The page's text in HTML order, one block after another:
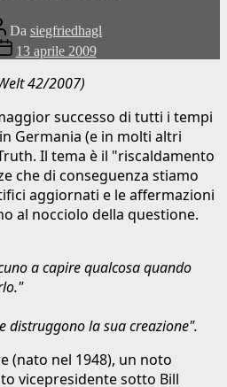
Da siegfriedhagl
13 aprile 2009
42/2007)
successo di tutti i tempi
Germania (e in molti altri
Il tema è il "riscaldamento
che di conseguenza stiamo
aggiornati e le affermazioni
al nocciolo della questione.
a capire qualcosa quando
distruggono la sua creazione".
(nato nel 1948), un noto
vicepresidente sotto Bill